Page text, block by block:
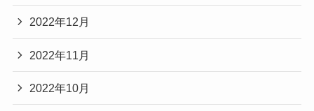
2022年12月
2022年11月
2022年10月